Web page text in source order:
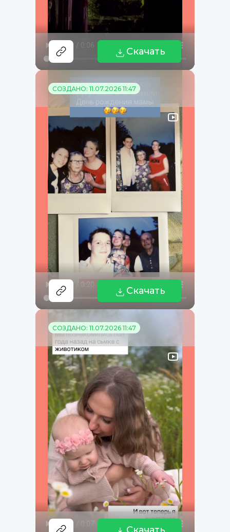
Скачать
СОЗДАНО: 11.07.2026 11:47
Скачать
СОЗДАНО: 11.07.2026 11:47